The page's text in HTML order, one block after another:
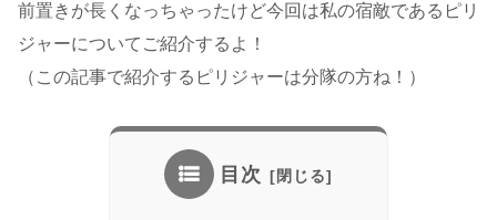
前置きが長くなっちゃったけど今回は私の宿敵であるピリ
ジャーについてご紹介するよ！
（この記事で紹介するピリジャーは分隊の方ね！）
目次